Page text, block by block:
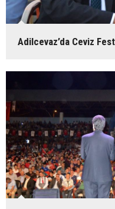
Adilcevaz’da Ceviz